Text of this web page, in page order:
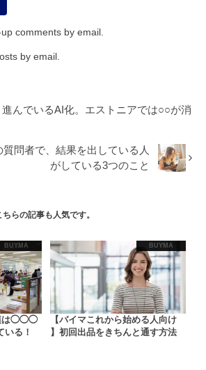
comments by email.
by email.
んでいるAI化。エストニアでは○○が消
問者で、結果を出している人
がしている3つのこと
ちらの記事も人気です。
BUYMA
は◯◯◯
いる！
BUYMA
【バイマこれから始める人向け
】初回出品をきちんと通す方法